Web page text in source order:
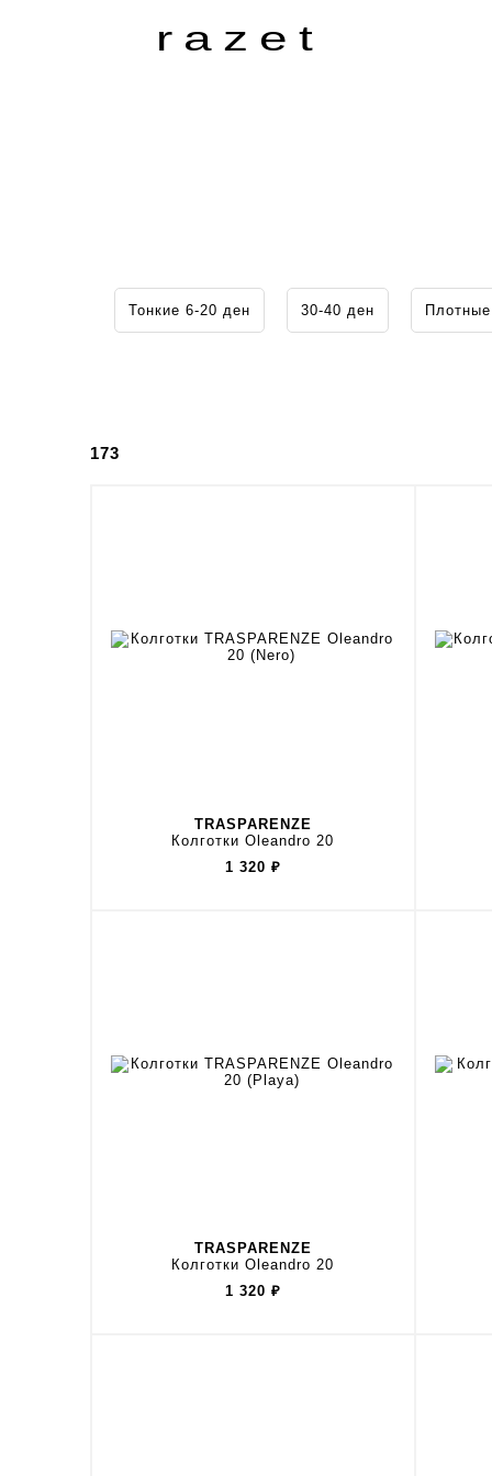
razet
Тонкие 6-20 ден 30-40 ден
TRASPARENZE
Колготки Oleandro 20
1 320 ₽
TRASPARENZE
Колготки Oleandro 20
1 320 ₽
173